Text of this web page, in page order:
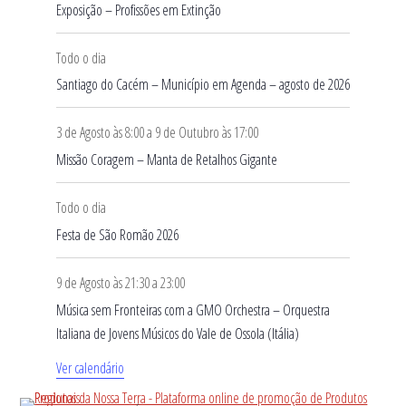
s
Exposição – Profissões em Extinção
Todo o dia
Santiago do Cacém – Município em Agenda – agosto de 2026
3 de Agosto às 8:00a 9 de Outubro às 17:00
Missão Coragem – Manta de Retalhos Gigante
Todo o dia
Festa de São Romão 2026
9 de Agosto às 21:30a23:00
Música sem Fronteiras com a GMO Orchestra – Orquestra
Italiana de Jovens Músicos do Vale de Ossola (Itália)
Ver calendário